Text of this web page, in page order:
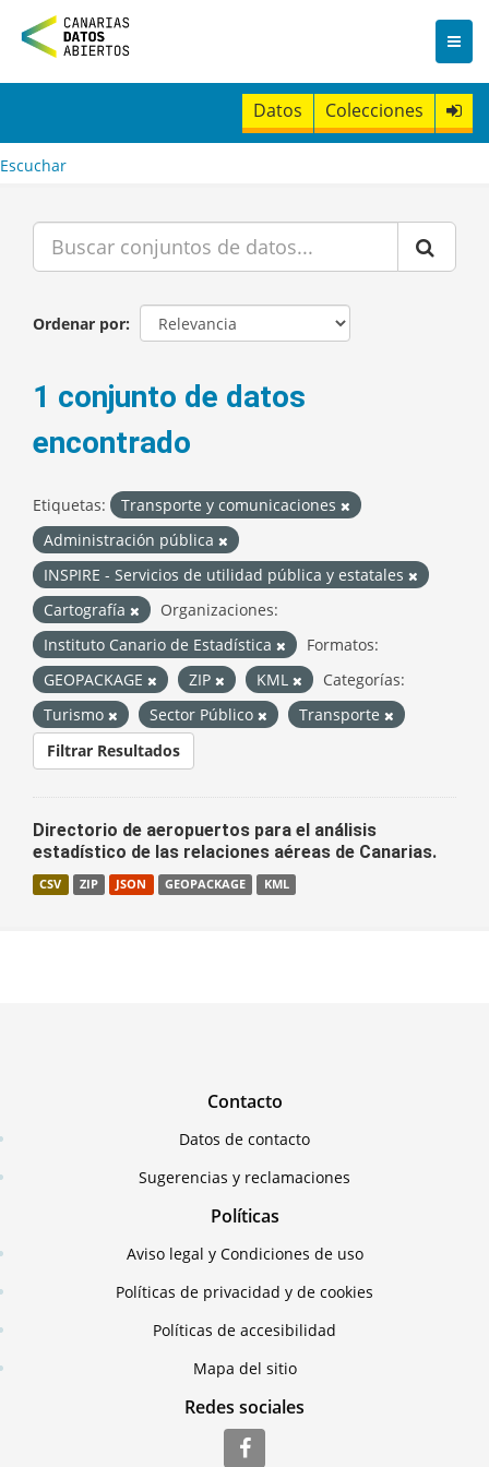
n
t
Datos Colecciones
Escuchar
Ordenar por
1 conjunto de datos
encontrado
Etiquetas:
Transporte y comunicaciones
Administración pública
INSPIRE - Servicios de utilidad pública y estatales
Cartografía
Organizaciones:
Instituto Canario de Estadística
Formatos:
GEOPACKAGE
ZIP KML
Categorías:
Turismo
Sector Público
Transporte
Filtrar Resultados
Directorio de aeropuertos para el análisis
estadístico de las relaciones aéreas de Canarias.
CSV ZIP JSON GEOPACKAGE KML
Contacto
Datos de contacto
Sugerencias y reclamaciones
Políticas
Aviso legal y Condiciones de uso
Políticas de privacidad y de cookies
Políticas de accesibilidad
Mapa del sitio
Redes sociales